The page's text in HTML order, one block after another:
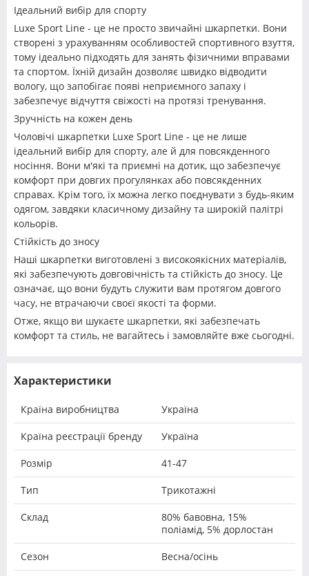
Ідеальний вибір для спорту
Luxe Sport Line - це не просто звичайні шкарпетки. Вони
створені з урахуванням особливостей спортивного взуття,
тому ідеально підходять для занять фізичними вправами
та спортом. Їхній дизайн дозволяє швидко відводити
вологу, що запобігає появі неприємного запаху і
забезпечує відчуття свіжості на протязі тренування.
Зручність на кожен день
Чоловічі шкарпетки Luxe Sport Line - це не лише
ідеальний вибір для спорту, але й для повсякденного
носіння. Вони м'які та приємні на дотик, що забезпечує
комфорт при довгих прогулянках або повсякденних
справах. Крім того, їх можна легко поєднувати з будь-яким
одягом, завдяки класичному дизайну та широкій палітрі
кольорів.
Стійкість до зносу
Наші шкарпетки виготовлені з високоякісних матеріалів,
які забезпечують довговічність та стійкість до зносу. Це
означає, що вони будуть служити вам протягом довгого
часу, не втрачаючи своєї якості та форми.
Отже, якщо ви шукаєте шкарпетки, які забезпечать
комфорт та стиль, не вагайтесь і замовляйте вже сьогодні.
Характеристики
Країна виробництва Україна
Країна реєстрації бренду Україна
Розмір 41-47
Тип Трикотажні
Склад
80% бавовна, 15%
поліамід, 5% дорлостан
Сезон Весна/осінь